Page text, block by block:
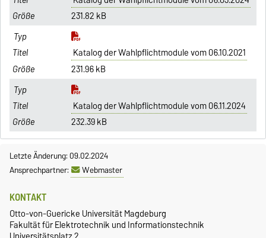
231.82 kB
Katalog der Wahlpflichtmodule vom 06.10.2021
231.96 kB
Katalog der Wahlpflichtmodule vom 06.11.2024
232.39 kB
Letzte Änderung: 09.02.2024
Ansprechpartner:
Webmaster
KONTAKT
Otto-von-Guericke Universität Magdeburg
Fakultät für Elektrotechnik und Informationstechnik